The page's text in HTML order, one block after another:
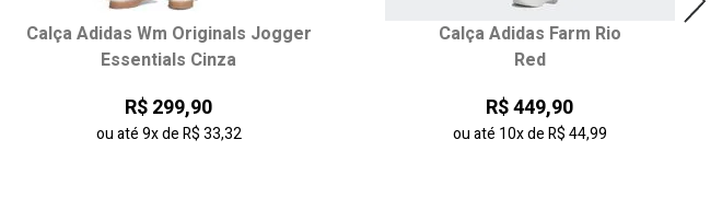
Calça Adidas Wm Originals Jogger
Essentials Cinza
R$ 299,90
ou até9xdeR$ 33,32
Calça Adidas Farm Rio
Red
R$ 449,90
ou até 10xdeR$ 44,99